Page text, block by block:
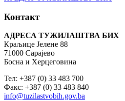
Контакт
АДРЕСА ТУЖИЛАШТВА БИХ
Краљице Јелене 88
71000 Сарајево
Босна и Херцеговина
Тел: +387 (0) 33 483 700
Факс: +387 (0) 33 483 840
info@tuzilastvobih.gov.ba